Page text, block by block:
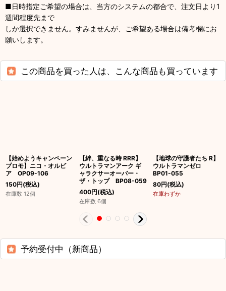
■日時指定ご希望の場合は、当方のシステムの都合で、注文日より1
週間程度先まで
しか選択できません。すみませんが、ご希望ある場合は備考欄にお
願いします。
この商品を買った人は、こんな商品も買っています
【始めようキャンペーン
プロモ】ニコ・オルビ
ア OP09-106
150円(税込)
在庫数 12個
【絆、重なる時 RRR】
ウルトラマンアーク ギ
ャラクサーオーバー・
ザ・トップ BP08-059
400円(税込)
在庫数 6個
【地球の守護者たち R】
ウルトラマンゼロ
BP01-055
80円(税込)
在庫わずか
予約受付中（新商品）